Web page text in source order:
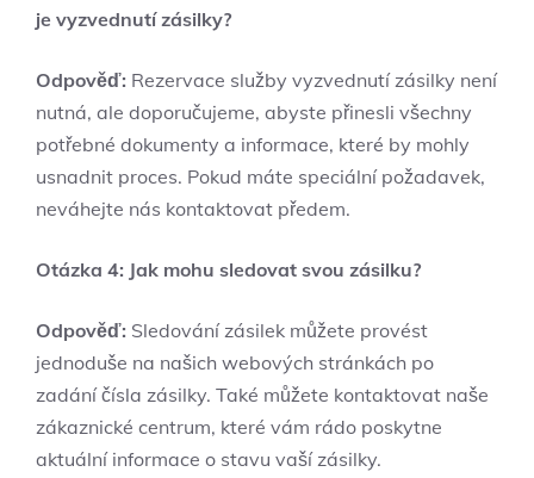
je vyzvednutí zásilky?
Odpověď: Rezervace služby vyzvednutí zásilky není
nutná, ale doporučujeme, abyste přinesli všechny
potřebné dokumenty a informace, které by mohly
usnadnit proces. Pokud máte speciální požadavek,
neváhejte nás kontaktovat předem.
Otázka 4: Jak mohu sledovat svou zásilku?
Odpověď: Sledování zásilek můžete provést
jednoduše na našich webových stránkách po
zadání čísla zásilky. Také můžete kontaktovat naše
zákaznické centrum, které vám rádo poskytne
aktuální informace o stavu vaší zásilky.